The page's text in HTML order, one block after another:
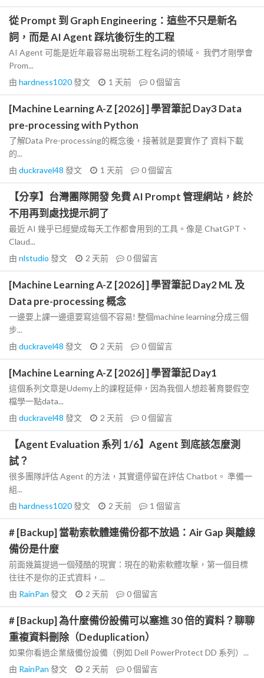
從 Prompt 到 Graph Engineering：這些不只是新名
詞，而是 AI Agent 踩坑後衍生的工程
AI Agent 可能是近年最容易出現新工程名詞的領域。 我們才剛學會
Prom...
由 hardness1020發文 1 天前 0個留言
[Machine Learning A-Z [2026] ] 學習筆記 Day3 Data
pre-processing with Python
了解Data Pre-processing的概念後，接著就是要實作了 資料下載
的...
由 duckravel48 發文 1 天前 0個留言
【分享】台灣團隊開發 免費 AI Prompt 管理網站，終於
不用再到處找提示詞了
最近 AI 幾乎已經變成每天工作都會用到的工具。像是 ChatGPT、
Claud...
由 nlstudio 發文 2 天前 0個留言
[Machine Learning A-Z [2026] ] 學習筆記 Day2 ML 及
Data pre-processing 概念
一邊要上課一邊還要寫這個不容易! 整個machine learning分成三個
步...
由 duckravel48 發文 2 天前 0個留言
[Machine Learning A-Z [2026] ] 學習筆記 Day1
這個系列文章是Udemy上的課程延伸，因為我個人想趁著育嬰假空
檔學一點data...
由 duckravel48 發文 2 天前 0個留言
【Agent Evaluation 系列 1/6】Agent 到底該怎麼測
試？
很多團隊評估 Agent 的方法，其實還停留在評估 Chatbot。 準備一
組...
由 hardness1020發文 2 天前 1 個留言
# [Backup] 當勒索軟體連備份都不放過：Air Gap 與離線
備份是什麼
前面幾篇提過一個殘酷的現實：現在的勒索軟體攻擊，第一個目標
往往不是你的正式資料，...
由 RainPan 發文 2 天前 0個留言
# [Backup] 為什麼備份設備可以塞進 30 倍的資料？聊聊
重複資料刪除（Deduplication）
如果你看過企業級備份設備（例如 Dell PowerProtect DD 系列）...
由 RainPan 發文 2 天前 0個留言